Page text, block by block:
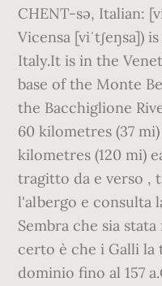
CHENT-sə, Italian:
Vicensa [viˈtʃeŋsa])
Italy.It is in the
base of the Monte
the Bacchiglione
60 kilometres (37
kilometres (120 mi)
tragitto da e verso ,
l'albergo e consulta
Sembra che sia
certo è che i Galli
dominio fino al 157